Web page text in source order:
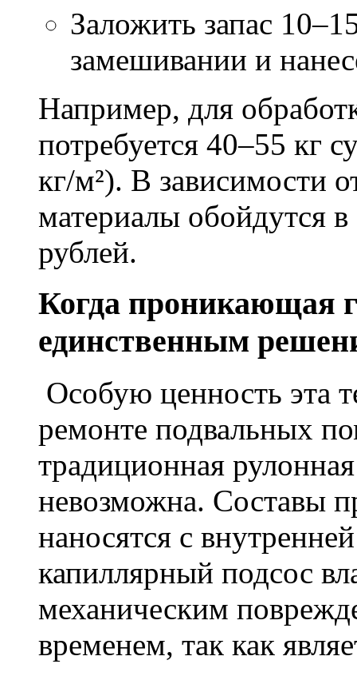
Заложить запас
замешивании и
Например, для
потребуется 40–55 кг
кг/м²). В зависимости
материалы обойдутся
рублей.
Когда проникающая
единственным
Особую ценность эта
ремонте подвальных
традиционная
невозможна. Составы
наносятся с
капиллярный подсос
механическим
временем, так как